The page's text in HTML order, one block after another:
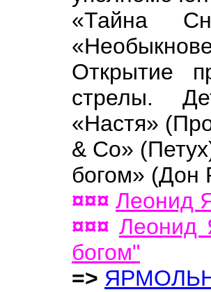
«Тайна
Открытие
стрелы.
«Настя»
& Co»
богом» (Дон
¤¤¤ Леонид
¤¤¤ Леонид
богом"
=>